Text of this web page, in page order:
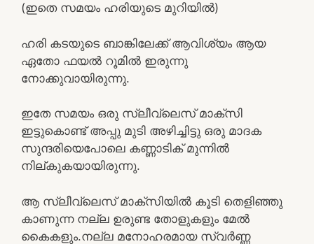
(ഇതെ സമയം ഹരിയുടെ മുറിയിൽ)
ഹരി കടയുടെ ബാങ്കിലേക്ക് ആവിശ്യം ആയ
ഏതോ ഫയൽ റൂമിൽ ഇരുന്നു
നോക്കുവായിരുന്നു.
ഇതേ സമയം ഒരു സ്ലീവ്‌ലെസ് മാക്സി
ഇട്ടുകൊണ്ട് അപ്പു മുടി അഴിച്ചിട്ടു ഒരു മാദക
സുന്ദരിയെപോലെ കണ്ണാടിക് മുന്നിൽ
നില്കുകയായിരുന്നു.
ആ സ്ലീവ്‌ലെസ് മാക്സിയിൽ കൂടി തെളിഞ്ഞു
കാണുന്ന നല്ല ഉരുണ്ട തോളുകളും മേൽ
കൈകളും.നല്ല മനോഹരമായ സ്വർണ്ണ